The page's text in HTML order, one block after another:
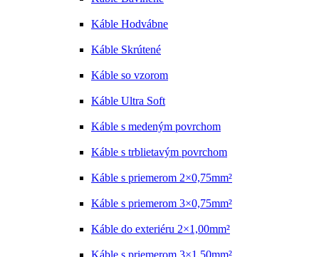
Káble Hodvábne
Káble Skrútené
Káble so vzorom
Káble Ultra Soft
Káble s medeným povrchom
Káble s trblietavým povrchom
Káble s priemerom 2×0,75mm²
Káble s priemerom 3×0,75mm²
Káble do exteriéru 2×1,00mm²
Káble s priemerom 3×1,50mm²